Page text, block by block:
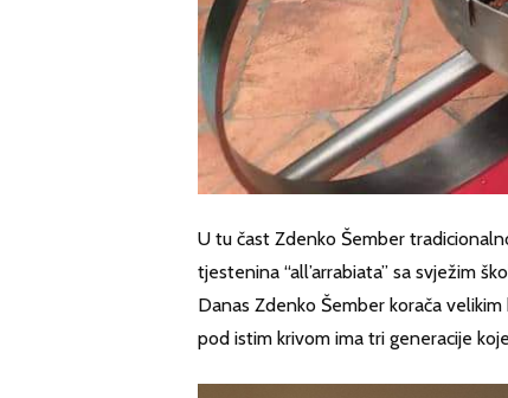
U tu čast Zdenko Šember
tjestenina “all’arrabiata” sa svježim
Danas Zdenko Šember korača
pod istim krivom ima tri generacije